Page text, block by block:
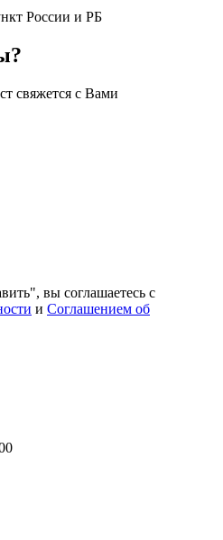
России и РБ
свяжется с Вами
вы соглашаетесь с
и Соглашением об